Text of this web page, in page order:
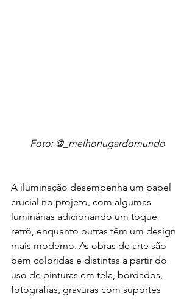
Foto: @_melhorlugardomundo
A iluminação desempenha um papel
crucial no projeto, com algumas
luminárias adicionando um toque
retrô, enquanto outras têm um design
mais moderno. As obras de arte são
bem coloridas e distintas a partir do
uso de pinturas em tela, bordados,
fotografias, gravuras com suportes